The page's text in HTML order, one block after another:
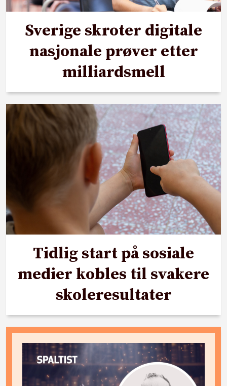
Sverige skroter digitale
nasjonale prøver etter
milliardsmell
Tidlig start på sosiale
medier kobles til svakere
skoleresultater